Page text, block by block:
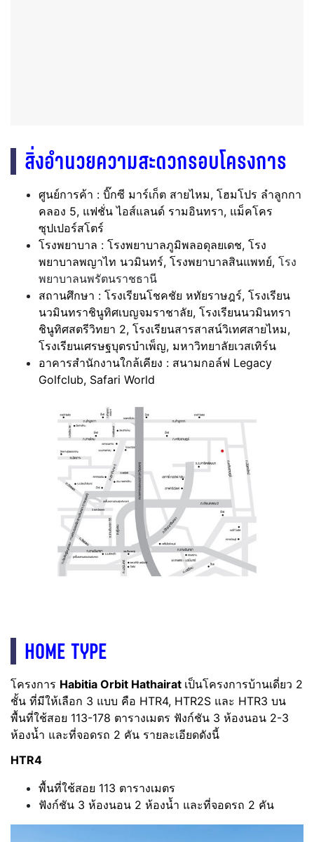
สิ่งอำนวยความสะดวกรอบโครงการ
ศูนย์การค้า : บิ๊กซี มาร์เก็ต สายไหม, โฮมโปร ลำลูกกา
คลอง 5, แฟชั่น ไอส์แลนด์ รามอินทรา, แม็คโคร
ซุปเปอร์สโตร์
โรงพยาบาล : โรงพยาบาลภูมิพลอดุลยเดช, โรง
พยาบาลพญาไท นวมินทร์, โรงพยาบาลสินแพทย์, โรง
พยาบาลนพรัตนราชธานี
สถานศึกษา : โรงเรียนโชคชัย หทัยราษฎร์, โรงเรียน
นวมินทราชินูทิศเบญจมราชาลัย, โรงเรียนนวมินทรา
ชินูทิศสตรีวิทยา 2, โรงเรียนสารสาสน์วิเทศสายไหม,
โรงเรียนเศรษฐบุตรบำเพ็ญ, มหาวิทยาลัยเวสเทิร์น
อาคารสำนักงานใกล้เคียง : สนามกอล์ฟ Legacy
Golfclub, Safari World
HOME TYPE
โครงการ Habitia Orbit Hathairat เป็นโครงการบ้านเดี่ยว 2
ชั้น ที่มีให้เลือก 3 แบบ คือ HTR4, HTR2S และ HTR3 บน
พื้นที่ใช้สอย 113-178 ตารางเมตร ฟังก์ชัน 3 ห้องนอน 2-3
ห้องน้ำ และที่จอดรถ 2 คัน รายละเอียดดังนี้
HTR4
พื้นที่ใช้สอย 113 ตารางเมตร
ฟังก์ชัน 3 ห้องนอน 2 ห้องน้ำ และที่จอดรถ 2 คัน